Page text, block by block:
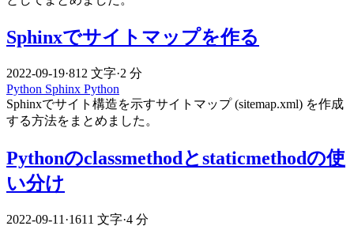
Sphinxでサイトマップを作る
2022-09-19·812 文字·2 分
Python Sphinx Python
Sphinxでサイト構造を示すサイトマップ (sitemap.xml) を作成
する方法をまとめました。
Pythonのclassmethodとstaticmethodの使
い分け
2022-09-11 ·1611 文字·4 分